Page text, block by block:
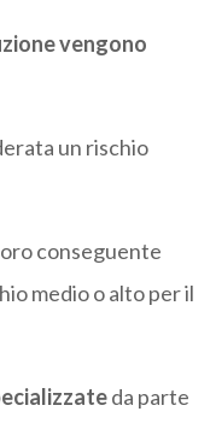
vengono
un rischio
conseguente
medio o alto per il
da parte